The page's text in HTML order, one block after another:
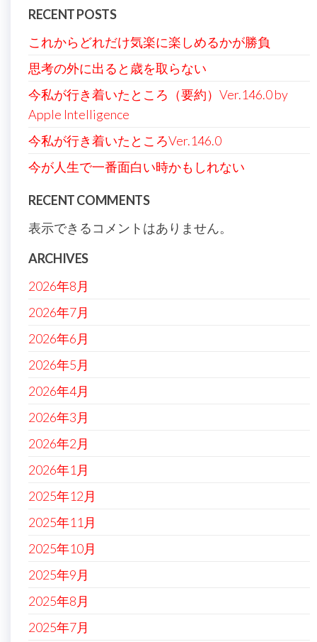
RECENT POSTS
これからどれだけ気楽に楽しめるかが勝負
思考の外に出ると歳を取らない
今私が行き着いたところ（要約）Ver.146.0 by
Apple Intelligence
今私が行き着いたところVer.146.0
今が人生で一番面白い時かもしれない
RECENT COMMENTS
表示できるコメントはありません。
ARCHIVES
2026年8月
2026年7月
2026年6月
2026年5月
2026年4月
2026年3月
2026年2月
2026年1月
2025年12月
2025年11月
2025年10月
2025年9月
2025年8月
2025年7月